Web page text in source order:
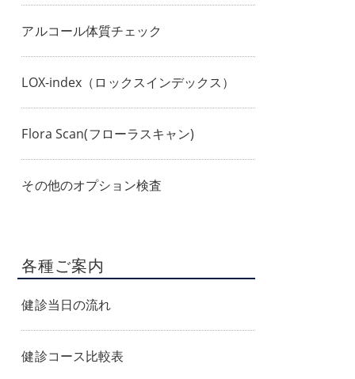
アルコール体質チェック
LOX-index（ロックスインデックス）
Flora Scan(フローラスキャン)
その他のオプション検査
各種ご案内
健診当日の流れ
健診コース比較表